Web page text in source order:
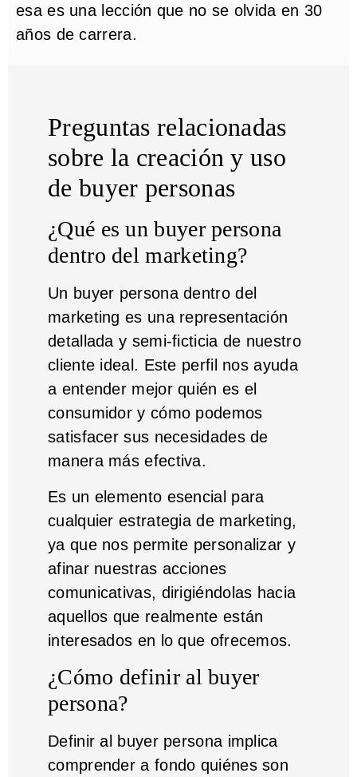
esa es una lección que no se olvida en 30
años de carrera.
Preguntas relacionadas
sobre la creación y uso
de buyer personas
¿Qué es un buyer persona
dentro del marketing?
Un buyer persona dentro del
marketing es una representación
detallada y semi-ficticia de nuestro
cliente ideal. Este perfil nos ayuda
a entender mejor quién es el
consumidor y cómo podemos
satisfacer sus necesidades de
manera más efectiva.
Es un elemento esencial para
cualquier estrategia de marketing,
ya que nos permite personalizar y
afinar nuestras acciones
comunicativas, dirigiéndolas hacia
aquellos que realmente están
interesados en lo que ofrecemos.
¿Cómo definir al buyer
persona?
Definir al buyer persona implica
comprender a fondo quiénes son